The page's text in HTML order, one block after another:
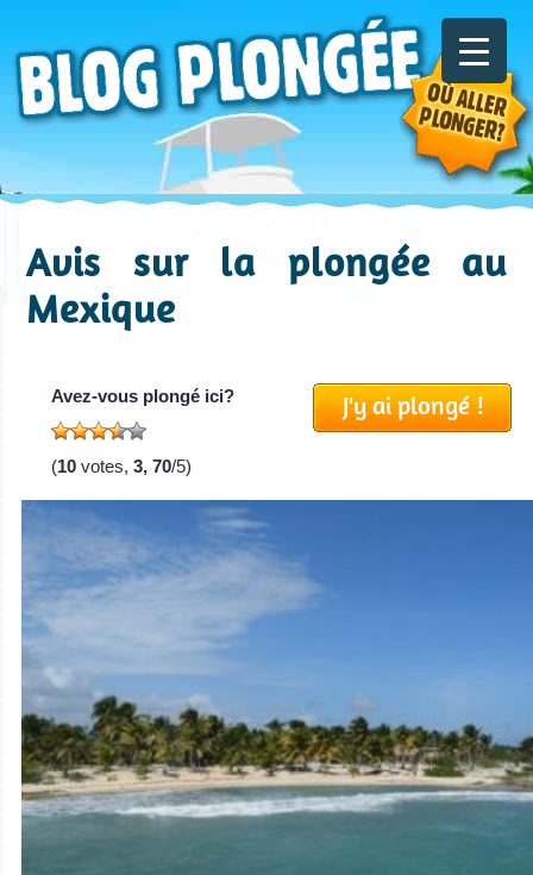
Avis sur la plongée au
Mexique
J'y ai plongé !
Avez-vous plongé ici?
(10 votes, 3, 70/5)